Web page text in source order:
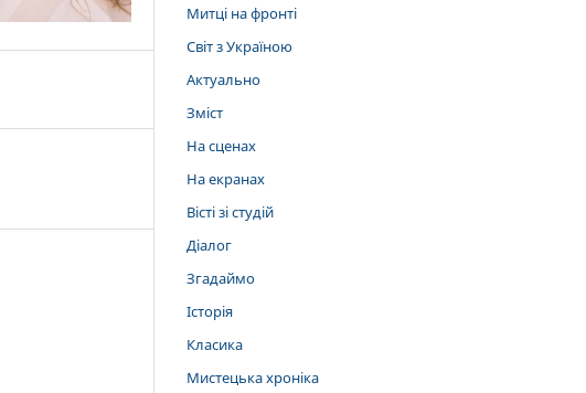
Митці на фронті
Світ з Україною
Актуально
Зміст
На сценах
На екранах
Вісті зі студій
Діалог
Згадаймо
Історія
Класика
Мистецька хроніка